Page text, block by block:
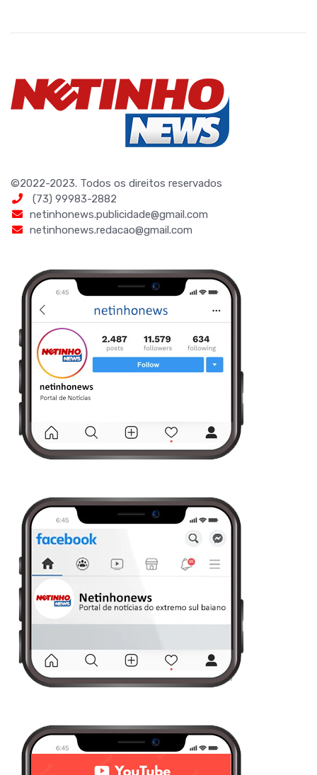
©2022-2023. Todos os direitos reservados
(73) 99983-2882
netinhonews.publicidade@gmail.com
netinhonews.redacao@gmail.com